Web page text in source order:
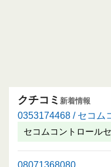
クチコミ 新着情報
0353174468 / セコム
セコムコントロール
08071368080